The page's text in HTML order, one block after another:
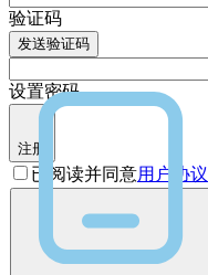
验证码
发送验证码
设置密码
注册
已阅读并同意用户协议